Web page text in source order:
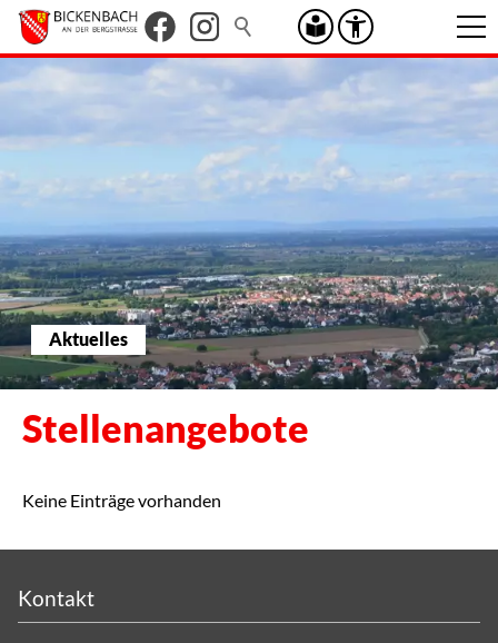
Aktuelles
Stellenangebote
Keine Einträge vorhanden
Kontakt